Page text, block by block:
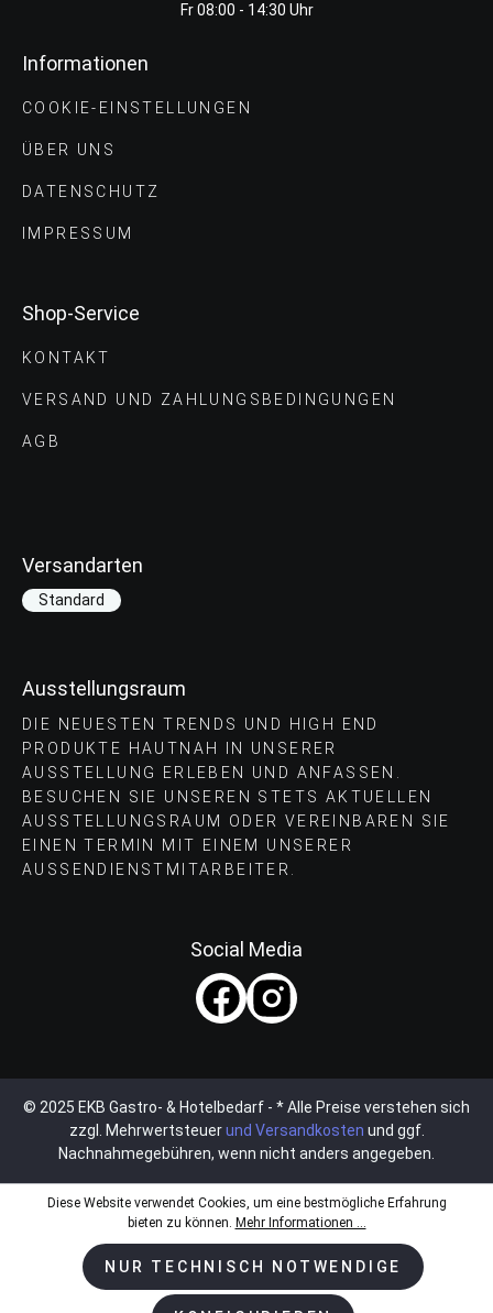
Fr 08:00 - 14:30 Uhr
Informationen
COOKIE-EINSTELLUNGEN
ÜBER UNS
DATENSCHUTZ
IMPRESSUM
Shop-Service
KONTAKT
VERSAND UND ZAHLUNGS­BEDINGUNGEN
AGB
Versandarten
Standard
Ausstellungsraum
DIE NEUESTEN TRENDS UND HIGH END
PRODUKTE HAUTNAH IN UNSERER
AUSSTELLUNG ERLEBEN UND ANFASSEN.
BESUCHEN SIE UNSEREN STETS AKTUELLEN
AUSSTELLUNGSRAUM ODER VEREINBAREN SIE
EINEN TERMIN MIT EINEM UNSERER
AUSSENDIENSTMITARBEITER.
Social Media
© 2025 EKB Gastro- & Hotelbedarf - * Alle Preise verstehen sich
zzgl. Mehrwertsteuerund Versandkosten und ggf.
Nachnahmegebühren, wenn nicht anders angegeben.
Diese Website verwendet Cookies, um eine bestmögliche Erfahrung
bieten zu können. Mehr Informationen ...
NUR TECHNISCH NOTWENDIGE